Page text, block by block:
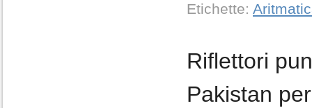
Etichette:
Riflettori
Pakistan